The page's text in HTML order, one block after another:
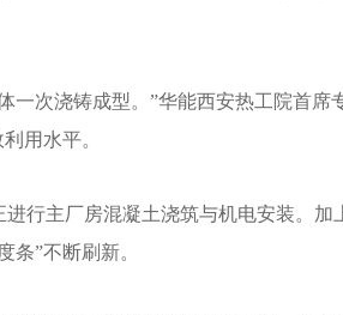
次浇铸成型。”华能西安热工院首席
用水平。
行主厂房混凝土浇筑与机电安装。加
”不断刷新。